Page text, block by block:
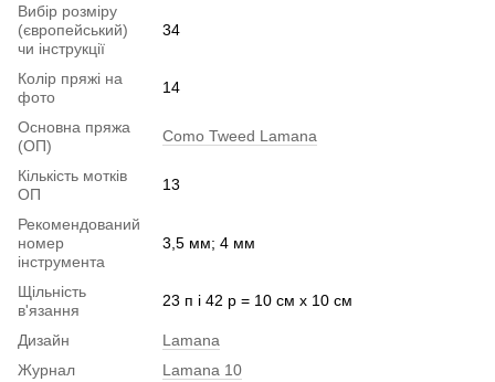
Вибір розміру
(європейський)
чи інструкції
34
Колір пряжі на
фото
14
Основна пряжа
(ОП)
Como Tweed Lamana
Кількість мотків
ОП
13
Рекомендований
номер
інструмента
3,5 мм; 4 мм
Щільність
в'язання
23 п і 42 р = 10 см х 10 см
Дизайн
Lamana
Журнал
Lamana 10